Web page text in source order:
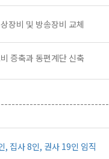
장비 및 방송장비 교체
증축과 동편계단 신축
, 집사 8인, 권사 19인 임직